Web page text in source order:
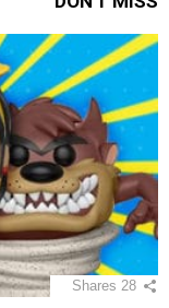
28
Shares